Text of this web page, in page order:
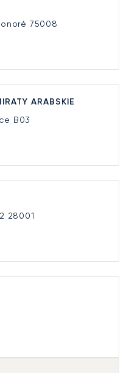
75008
ARABSKIE
B03
28001